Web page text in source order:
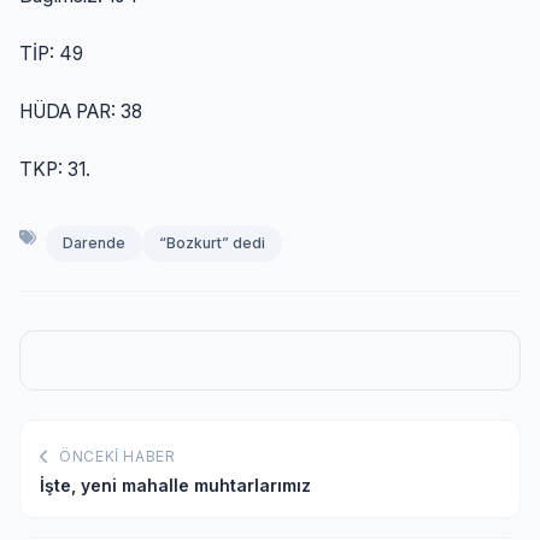
TİP: 49
HÜDA PAR: 38
TKP: 31.
Darende “Bozkurt” dedi
ÖNCEKI HABER
İşte, yeni mahalle muhtarlarımız